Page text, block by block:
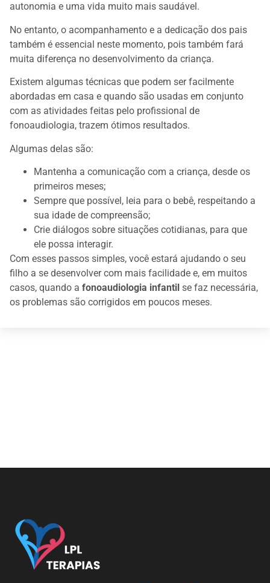
autonomia e uma vida muito mais saudável.
No entanto, o acompanhamento e a dedicação dos pais
também é essencial neste momento, pois também fará
muita diferença no desenvolvimento da criança.
Existem algumas técnicas que podem ser facilmente
abordadas em casa e quando são usadas em conjunto
com as atividades feitas pelo profissional de
fonoaudiologia, trazem ótimos resultados.
Algumas delas são:
Mantenha a comunicação com a criança, desde os
primeiros meses;
Sempre que possível, leia para o bebê, respeitando a
sua idade de compreensão;
Crie diálogos sobre situações cotidianas, para que
ele possa interagir.
Com esses passos simples, você estará ajudando o seu
filho a se desenvolver com mais facilidade e, em muitos
casos, quando a fonoaudiologia infantil se faz necessária,
os problemas são corrigidos em poucos meses.